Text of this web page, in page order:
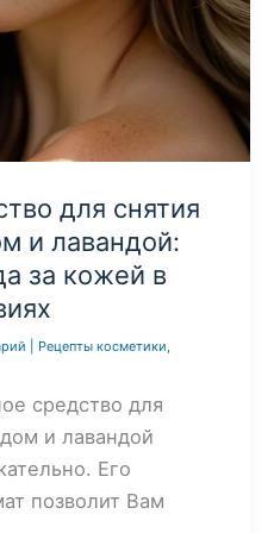
для снятия
и лавандой:
за кожей в
Рецепты косметики,
средство для
и лавандой
Его
позволит Вам